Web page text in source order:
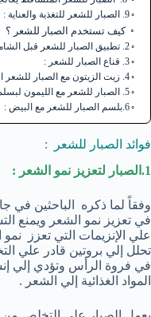
9. الصبار للشعر للتغذية والعناية :
كيف تستخدم الصبار للشعر ؟
2. تطبيق الصبار للشعر قبل الشامبو :
3. قناع الصبار للشعر :
4. زيت الزيتون مع الصبار للشعر المحتاج لتغذية :
5. الصبار للشعر مع الليمون لبسلم مغذي :
6.بلسم الصبار للشعر مع البيض :
فوائد الصبار للشعر :
1.الصبار لتعزيز نمو الشعر :
وفقاً لما ذكره الباحثين في
في تعزيز نمو الشعر ويمنع
علي الإنزيمات التي تعزز
تحلل إلي بروتين قادر علي
في فروة الرأس وتؤدي إلي
المواد الغذائية إلي الشعر .